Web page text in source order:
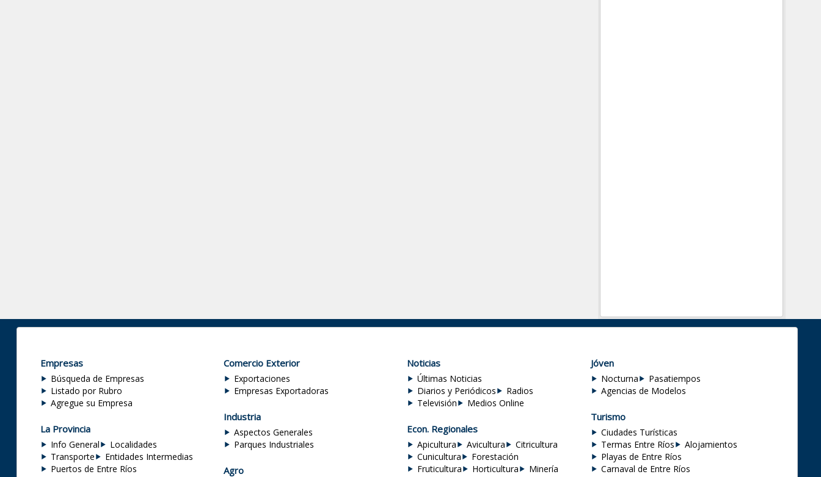
Empresas
Búsqueda de Empresas
Listado por Rubro
Agregue su Empresa
La Provincia
Info General
Localidades
Transporte
Entidades Intermedias
Puertos de Entre Ríos
Comercio Exterior
Exportaciones
Empresas Exportadoras
Industria
Aspectos Generales
Parques Industriales
Agro
Noticias
Últimas Noticias
Diarios y Periódicos
Radios
Televisión
Medios Online
Econ. Regionales
Apicultura Avicultura
Citricultura
Cunicultura
Forestación
Fruticultura
Horticultura
Minería
Jóven
Nocturna
Pasatiempos
Agencias de Modelos
Turismo
Ciudades Turísticas
Termas Entre Ríos
Alojamientos
Playas de Entre Ríos
Carnaval de Entre Ríos